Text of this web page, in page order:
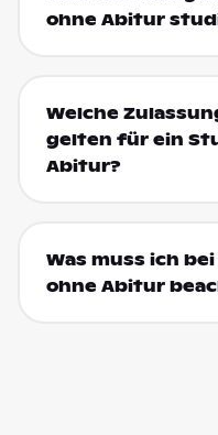
ohne Abitur
Welche
gelten für ein
Abitur?
Was muss ich
ohne Abitur